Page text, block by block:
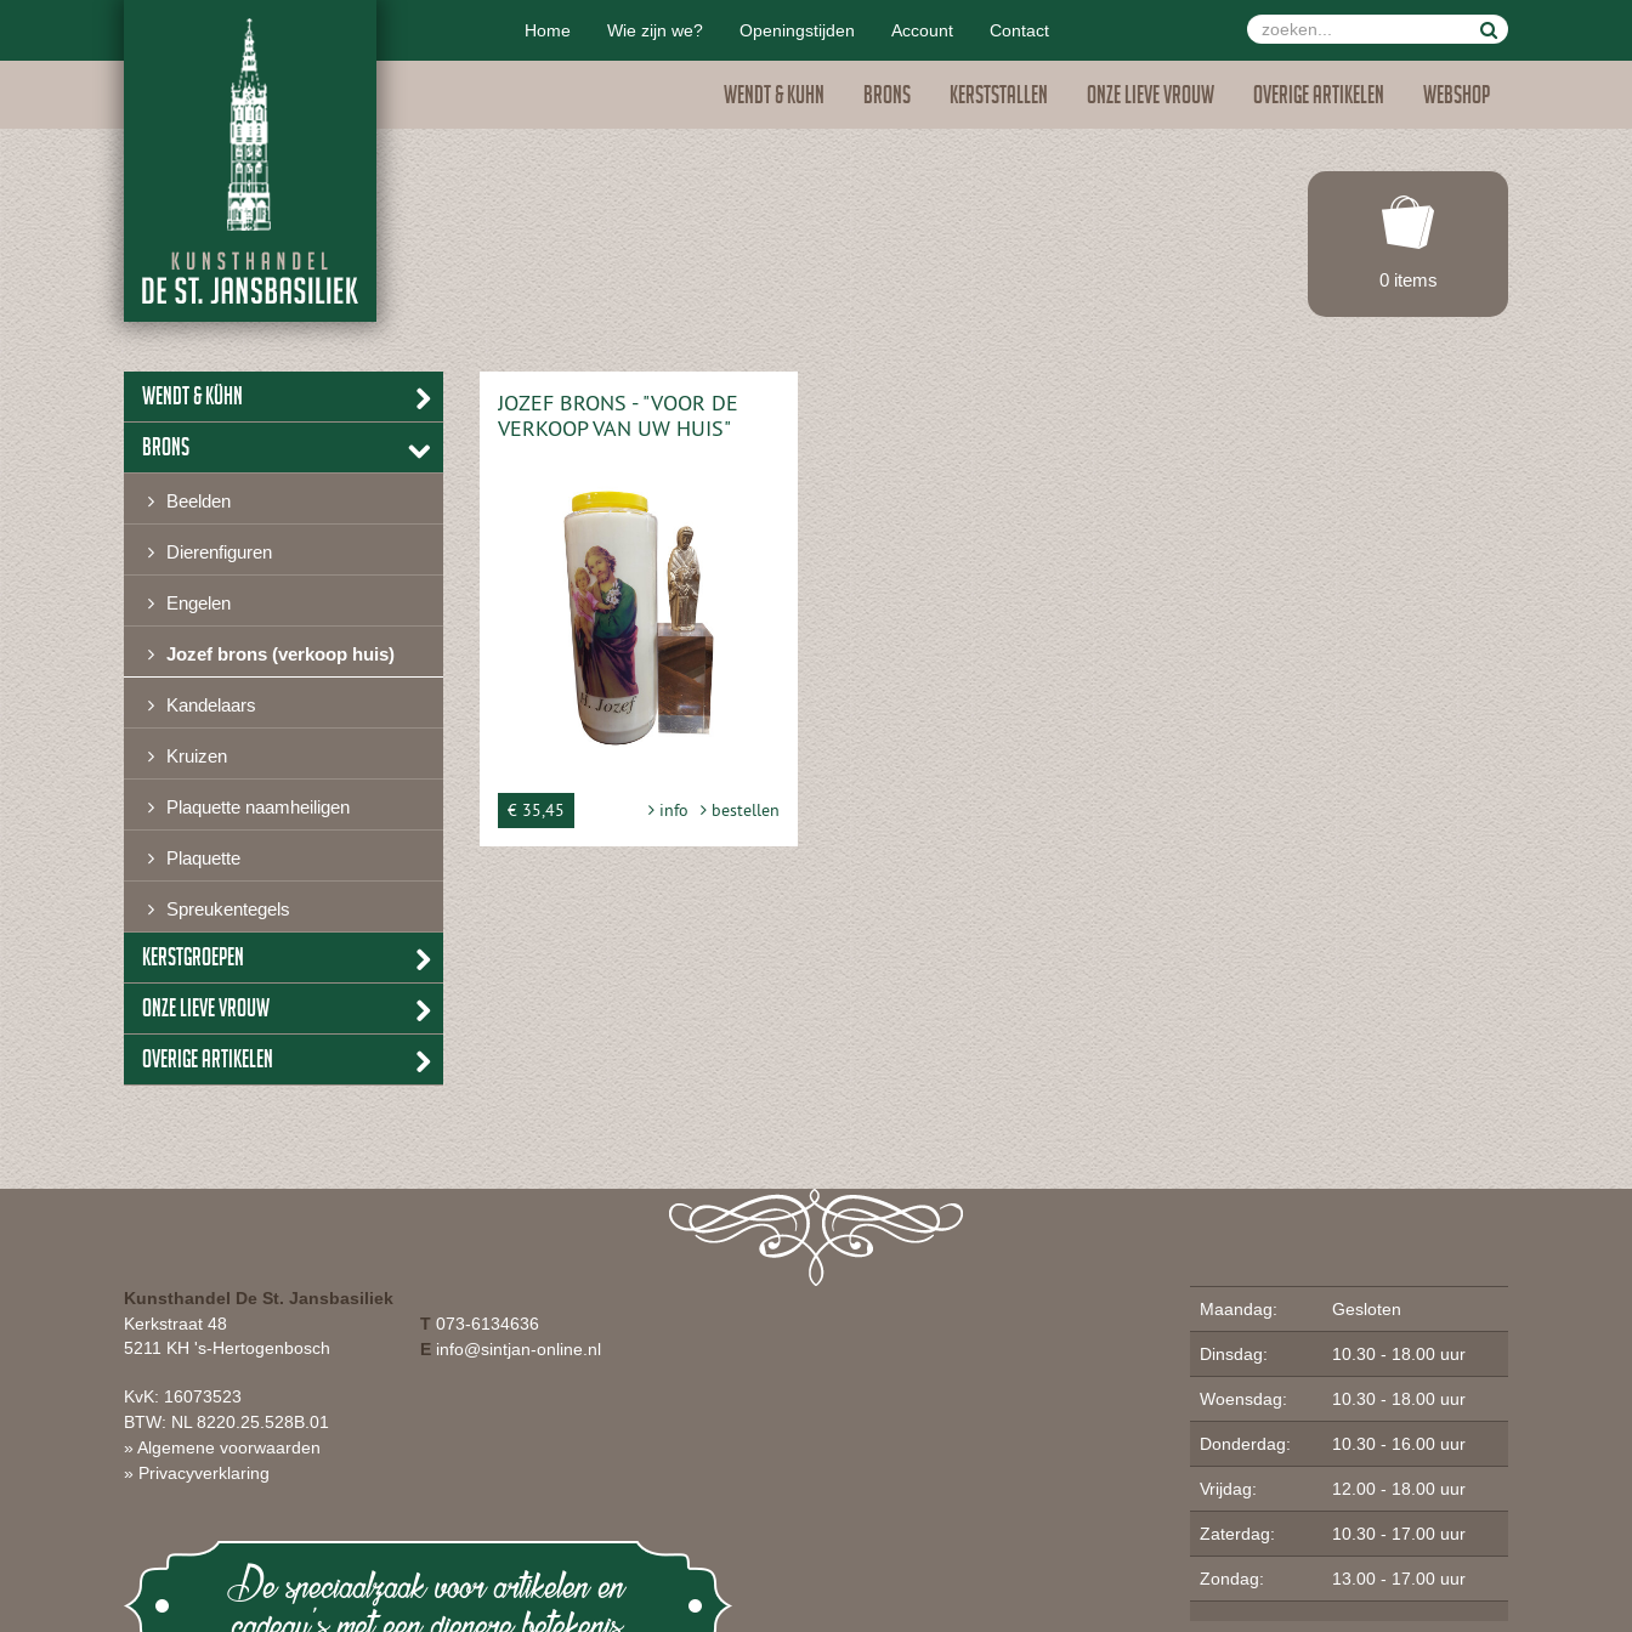
Home Wie zijn we? Openingstijden Account Contact
Wendt & Kuhn Brons Kerststallen Onze lieve vrouw Overige artikelen Webshop
0 items
Wendt & Kühn
Brons
Beelden
Dierenfiguren
Engelen
Jozef brons (verkoop huis)
Kandelaars
Kruizen
Plaquette naamheiligen
Plaquette
Spreukentegels
Kerstgroepen
Onze lieve vrouw
Overige artikelen
JOZEF BRONS - "VOOR DE
VERKOOP VAN UW HUIS"
€ 35,45 info bestellen
Kunsthandel De St. Jansbasiliek
Kerkstraat 48
5211 KH 's-Hertogenbosch
T073-6134636
E info@sintjan-online.nl
KvK: 16073523
BTW: NL 8220.25.528B.01
» Algemene voorwaarden
» Privacyverklaring
De speciaalzaak voor artikelen en
Maandag: Gesloten
Dinsdag: 10.30 - 18.00 uur
Woensdag: 10.30 - 18.00 uur
Donderdag: 10.30 - 16.00 uur
Vrijdag: 12.00 - 18.00 uur
Zaterdag: 10.30 - 17.00 uur
Zondag: 13.00 - 17.00 uur